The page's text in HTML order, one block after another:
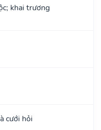
khai trương
cưới hỏi